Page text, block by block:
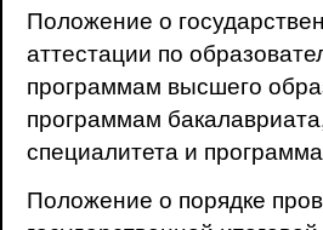
Положение о
аттестации по
программам высшего
программам
специалитета и
Положение о порядке